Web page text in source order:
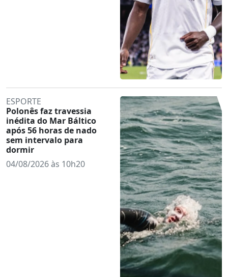
ESPORTE
Polonês faz travessia
inédita do Mar Báltico
após 56 horas de nado
sem intervalo para
dormir
04/08/2026 às 10h20